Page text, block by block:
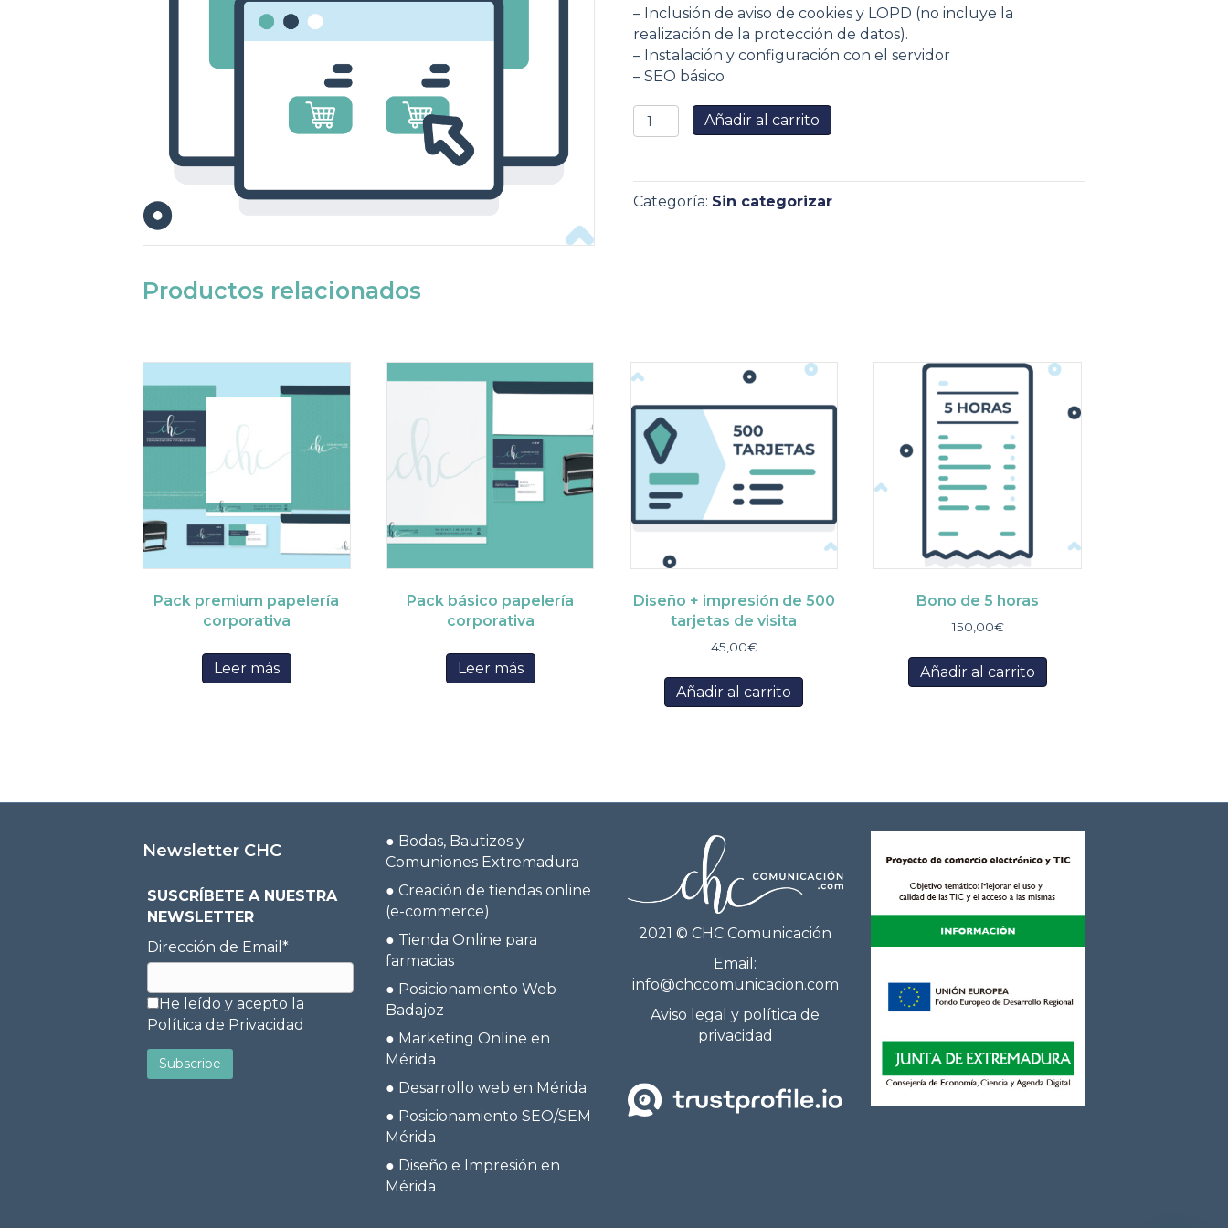
– Inclusión de aviso de cookies y LOPD (no incluye la
realización de la protección de datos).
– Instalación y configuración con el servidor
– SEO básico
Página
web
Wordpress
cantidad
Añadir al carrito
Categoría: Sin categorizar
Productos relacionados
Pack premium papelería
corporativa
Leer más
Pack básico papelería
corporativa
Leer más
Diseño + impresión de 500
tarjetas de visita
45,00€
Añadir al carrito
Bono de 5 horas
150,00€
Añadir al carrito
Newsletter CHC
SUSCRÍBETE A NUESTRA
NEWSLETTER
Dirección de Email*
He leído y acepto la
Política de Privacidad
● Bodas, Bautizos y
Comuniones Extremadura
● Creación de tiendas online
(e-commerce)
● Tienda Online para
farmacias
● Posicionamiento Web
Badajoz
● Marketing Online en
Mérida
● Desarrollo web en Mérida
● Posicionamiento SEO/SEM
Mérida
● Diseño e Impresión en
Mérida
2021 © CHC Comunicación
Email:
info@chccomunicacion.com
Aviso legal y política de
privacidad